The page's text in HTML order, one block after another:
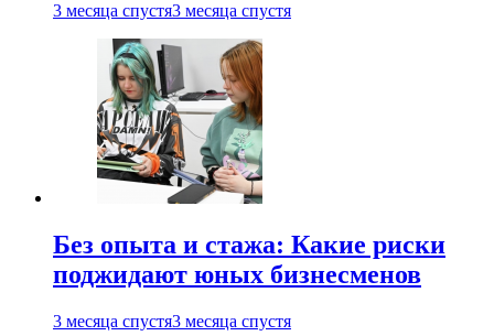
3 месяца спустя3 месяца спустя
Без опыта и стажа: Какие риски
поджидают юных бизнесменов
3 месяца спустя3 месяца спустя